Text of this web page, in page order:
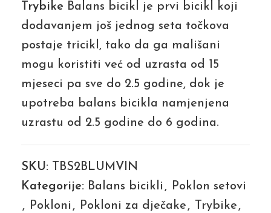
Trybike Balans bicikl je prvi bicikl koji
dodavanjem još jednog seta točkova
postaje tricikl, tako da ga mališani
mogu koristiti već od uzrasta od 15
mjeseci pa sve do 2.5 godine, dok je
upotreba balans bicikla namjenjena
uzrastu od 2.5 godine do 6 godina.
SKU: TBS2BLUMVIN
Kategorije: Balans bicikli , Poklon setovi
, Pokloni , Pokloni za dječake , Trybike ,